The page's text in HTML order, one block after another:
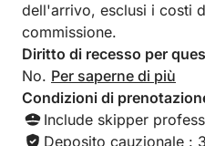
mare. Vogliamo sottolineare la
professionalità, la pazienza,
disponibilità, la gentilezza e
cordialità di Sergio. Torneremo
sicuramente l'anno prossimo.
dell'arrivo, esclusi i costi
commissione.
Diritto di recesso per
No. Per saperne di più
Condizioni di
Include skipper
Deposito cauzionale :